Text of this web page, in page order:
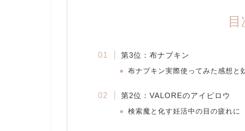
目
第3位：布ナプキン
布ナプキン実際使ってみた感想と
第2位：VALOREのアイピロウ
検索魔と化す妊活中の目の疲れに